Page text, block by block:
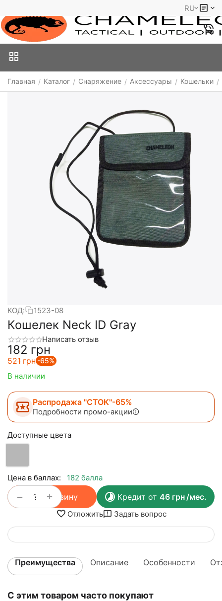
RU
Главная / Каталог / Снаряжение / Аксессуары / Кошельки /
КОД: 1523-08
Кошелек Neck ID Gray
Написать отзыв
‍182‍ грн
‍521‍ грн -65%
В наличии
Распродажа "СТОК"-65%
Подробности промо-акции
Доступные цвета
Цена в баллах: 182 балла
+
− В корзину Кредит от 46грн/мес.
Отложить Задать вопрос
Преимущества Описание Особенности
С этим товаром часто покупают